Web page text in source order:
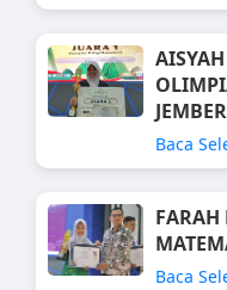
JEMBER
Baca
FARAH
Baca